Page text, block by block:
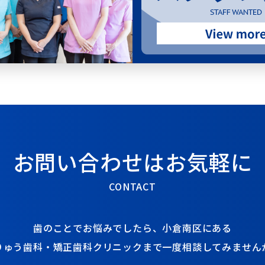
お問い合わせはお気軽に
CONTACT
歯のことでお悩みでしたら、小倉南区にある
ゅう歯科・矯正歯科クリニックまで一度相談してみません